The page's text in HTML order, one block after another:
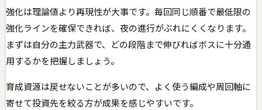
強化は理論値より再現性が大事です。毎回同じ順番で最低限の
強化ラインを確保できれば、夜の進行がぶれにくくなります。
まずは自分の主力武器で、どの段階まで伸びればボスに十分通
用するかを把握しましょう。
育成資源は戻せないことが多いので、よく使う編成や周回軸に
寄せて投資先を絞る方が成果を感じやすいです。